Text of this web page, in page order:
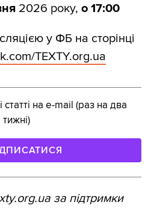
2026 року, о 17:00
у ФБ на сторінці
TEXTY.org.ua
на e-mail (раз на два
тижні)
за підтримки